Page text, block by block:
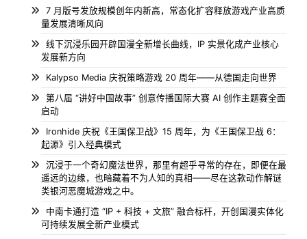
7 月版号发放规模创年内新高，常态化扩容释放游戏产业高质
量发展清晰风向
线下沉浸乐园开辟国漫全新增长曲线，IP 实景化成产业核心
发展新方向
Kalypso Media 庆祝策略游戏 20 周年——从德国走向世界
第八届 “讲好中国故事” 创意传播国际大赛 AI 创作主题赛全面
启动
Ironhide 庆祝《王国保卫战》15 周年，为《王国保卫战 6：
起源》引入经典模式
沉浸于一个奇幻魔法世界，那里有超乎寻常的存在，即便在最
遥远的边缘，也暗藏着不为人知的真相——尽在这款动作解谜
类银河恶魔城游戏之中。
中南卡通打造 “IP + 科技 + 文旅” 融合标杆，开创国漫实体化
可持续发展全新产业模式